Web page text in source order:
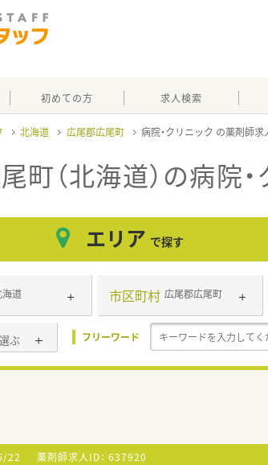
初めての方 求人検索
北海道 広尾郡広尾町 病院・クリニック
町（北海道）の病院
エリア で探す
海道 市区町村 広尾郡広尾町
ぶ フリーワード
22 薬剤師求人ID： 637920